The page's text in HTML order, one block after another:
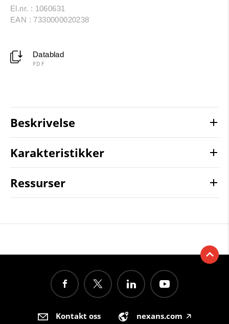
El.nr. : 1060631
EAN : 7330000020238
Datablad
PDF
Beskrivelse
Karakteristikker
Ressurser
Kontakt oss nexans.com 🡥